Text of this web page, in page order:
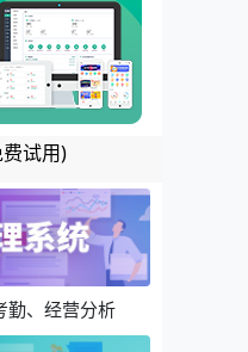
试用)
勤、经营分析